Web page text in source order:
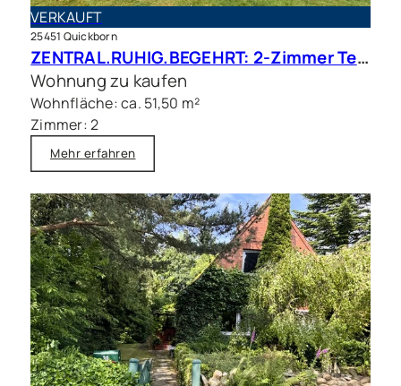
VERKAUFT
25451 Quickborn
ZENTRAL.RUHIG.BEGEHRT: 2-Zimmer Terrassenwohnung in beliebter Wohnlage
Wohnung zu kaufen
Wohnfläche: ca. 51,50 m²
Zimmer: 2
Mehr erfahren